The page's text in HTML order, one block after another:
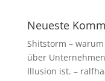
Neueste
Shitstorm –
über
Illusion ist. –